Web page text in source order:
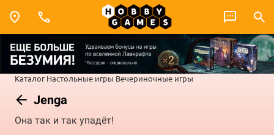
Каталог Настольные игры Вечериночные игры
Jenga
Она так и так упадёт!